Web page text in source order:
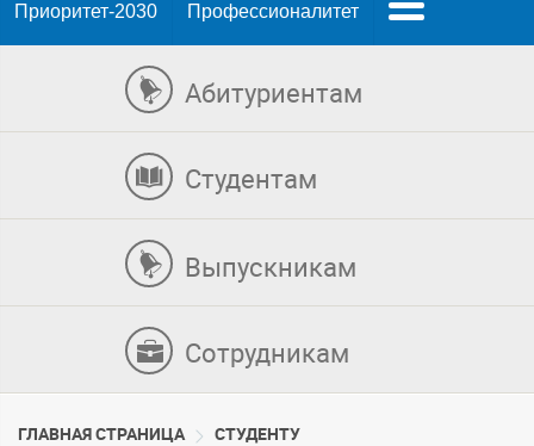
Приоритет-2030 Профессионалитет
Абитуриентам
Студентам
Выпускникам
Сотрудникам
ГЛАВНАЯ СТРАНИЦА СТУДЕНТУ